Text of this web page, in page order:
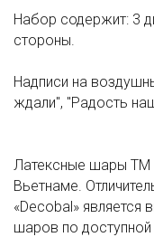
Набор содержит: 3
стороны.
Надписи на
ждали", "Радость
Латексные шары ТМ
Вьетнаме.
«Decobal»
шаров по доступной